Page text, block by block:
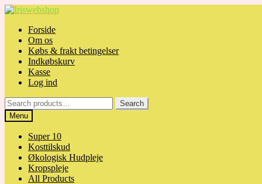
Skip
navigation
Skip
contentForside
Om os
Købs & frakt betingelser
Indkøbskurv
Kasse
Log ind
Search
for:
Search
Menu
Super 10
Kosttilskud
Økologisk Hudpleje
Kropspleje
All Products